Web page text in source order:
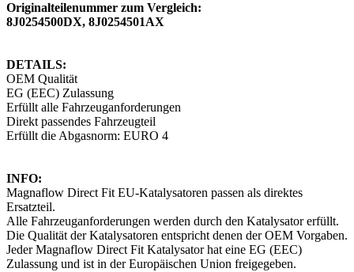
Originalteilenummer zum Vergleich:
8J0254500DX, 8J0254501AX
DETAILS:
OEM Qualität
EG (EEC) Zulassung
Erfüllt alle Fahrzeuganforderungen
Direkt passendes Fahrzeugteil
Erfüllt die Abgasnorm: EURO 4
INFO:
Magnaflow Direct Fit EU-Katalysatoren passen als direktes
Ersatzteil.
Alle Fahrzeuganforderungen werden durch den Katalysator erfüllt.
Die Qualität der Katalysatoren entspricht denen der OEM Vorgaben.
Jeder Magnaflow Direct Fit Katalysator hat eine EG (EEC)
Zulassung und ist in der Europäischen Union freigegeben.